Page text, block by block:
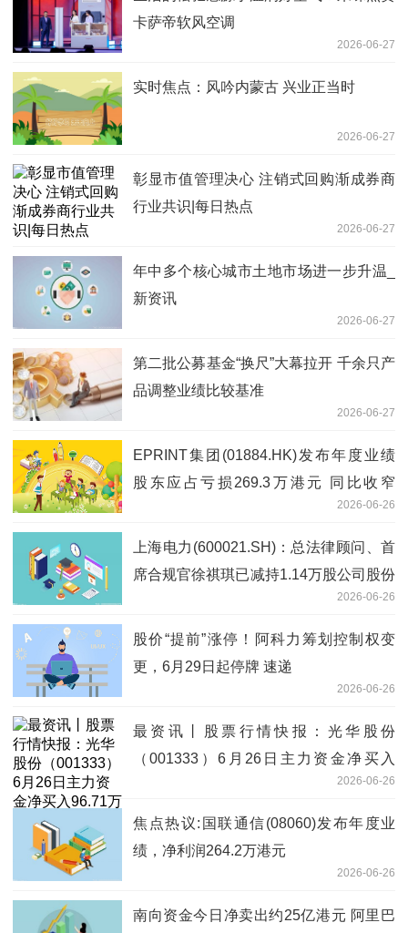
卡萨帝软风空调
2026-06-27
实时焦点：风吟内蒙古 兴业正当时
2026-06-27
彰显市值管理决心 注销式回购渐成券商
行业共识|每日热点
2026-06-27
年中多个核心城市土地市场进一步升温_
新资讯
2026-06-27
第二批公募基金“换尺”大幕拉开 千余只产
品调整业绩比较基准
2026-06-27
EPRINT集团(01884.HK)发布年度业绩
股东应占亏损269.3万港元 同比收窄
2026-06-26
上海电力(600021.SH)：总法律顾问、首
席合规官徐祺琪已减持1.14万股公司股份
2026-06-26
股价“提前”涨停！阿科力筹划控制权变
更，6月29日起停牌 速递
2026-06-26
最资讯丨股票行情快报：光华股份
（001333）6月26日主力资金净买入
2026-06-26
焦点热议:国联通信(08060)发布年度业
绩，净利润264.2万港元
2026-06-26
南向资金今日净卖出约25亿港元 阿里巴